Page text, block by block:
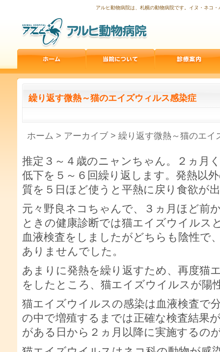
アルヒ動物病院は、札幌の動物病院です。イヌ・ネコ
繰り返す微熱～猫のエイズウィルス感染症
ホーム > アーカイブ > 繰り返す微熱～猫のエイ
推定３～４歳のニャンちゃん。２ヵ月
低下を５～６回繰り返します。発熱以
質を５日ほど使うと平熱に戻り食欲が
元々野良ネコちゃんで、３ヵ月ほど前
ときの健康診断では猫エイズウイルス
血液検査をしましたがどちらも陰性で
ありませんでした。
あまりに発熱を繰り返すため、再度猫
をしたところ、猫エイズウイルスが陽
猫エイズウイルスの感染は血液検査で
の中で増殖するまでは正確な検査結果
がある日から２ヵ月以降に実施するの